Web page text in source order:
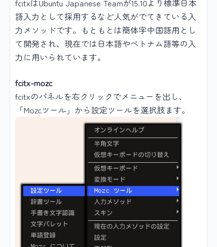
fcitxはUbuntu Japanese Teamが15.10より標準日本
語入力として採用するなど人気がでてきている入
力メソッドです。もともとは簡体字中国語用とし
て開発され、現在では日本語やベトナム語等の入
力に用いられています。
fcitx-mozc
fcitxのパネルを右クリックでメニューを出し、
「Mozcツール」から設定ツールを選択肢ます。